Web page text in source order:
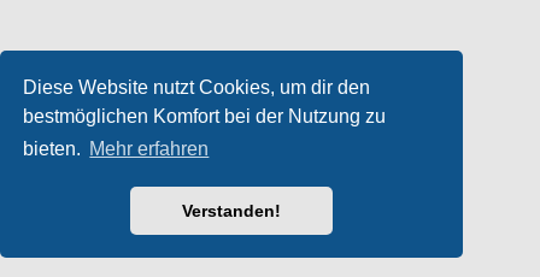
Diese Website nutzt Cookies, um dir den
bestmöglichen Komfort bei der Nutzung zu
bieten. Mehr erfahren
Verstanden!